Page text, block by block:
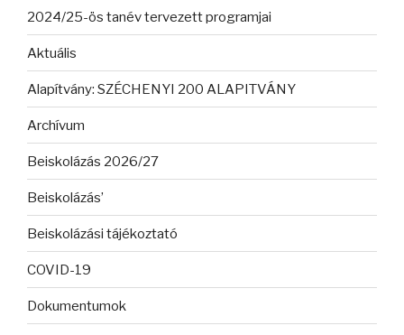
2024/25-ös tanév tervezett programjai
Aktuális
Alapítvány: SZÉCHENYI 200 ALAPITVÁNY
Archívum
Beiskolázás 2026/27
Beiskolázás’
Beiskolázási tájékoztató
COVID-19
Dokumentumok